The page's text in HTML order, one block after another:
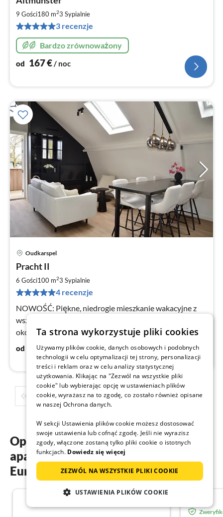
9 Gości180 m23 Sypialnie
3 recenzje
Bardzo zrównoważony
od 167€/ noc
Oudkarspel
Pracht II
6 Gości100 m23 Sypialnie
4 recenzje
NOWOŚĆ: Piękne, niedrogie mieszkanie wakacyjne z
wszelkimi udogodnieniami tuż za rogiem od pięknej
okolicy Holandii Północnej. Ciepłe powitanie!
od 96€/ noc
1 2 3 4 5 ...
Opinie gości o naszych
apartamentach wakacyjnych w
Europie
Ta strona wykorzystuje pliki cookies
Używamy plików cookie, danych osobowych i podobnych
technologii w celu optymalizacji tej strony, personalizacji
treści i reklam oraz w celu analizy statystycznej
użytkowania. Klikając na "Zezwól na wszystkie pliki
cookie" lub wybierając opcję w ustawieniach plików
cookie, wyrażasz na to zgodę, co zostało również opisane
w naszej Ochrona danych.
W sekcji Ustawienia plików cookie możesz dostosować
swoje ustawienia lub cofnąć zgodę. Jeśli nie wyrazisz
zgody, włączone zostaną tylko pliki cookie o istotnych
funkcjach. Dowiedz się więcej
ZEZWÓL NA WSZYSTKIE PLIKI COOKIE
USTAWIENIA PLIKÓW COOKIE